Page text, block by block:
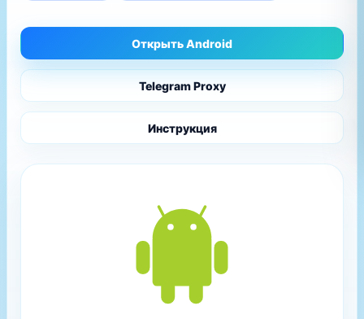
Открыть Android
Telegram Proxy
Инструкция